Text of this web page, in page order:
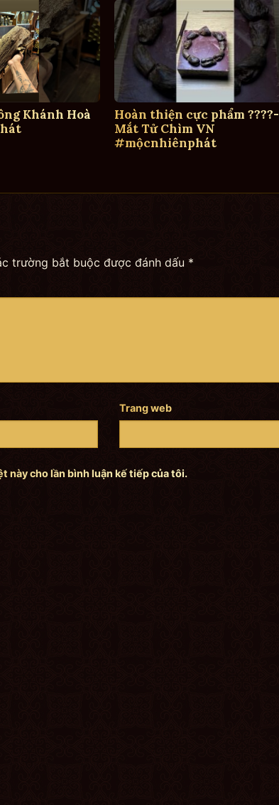
Khánh Hoà
Hoàn thiện cực phẩm ????-
Mắt Tử Chìm VN
#mộcnhiênphát
trường bắt buộc được đánh dấu *
Trang web
này cho lần bình luận kế tiếp của tôi.